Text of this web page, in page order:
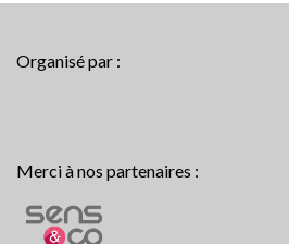
Organisé par :
Merci à nos partenaires :